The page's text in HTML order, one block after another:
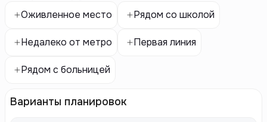
Оживленное место Рядом со школой
Недалеко от метро Первая линия
Рядом с больницей
Варианты планировок